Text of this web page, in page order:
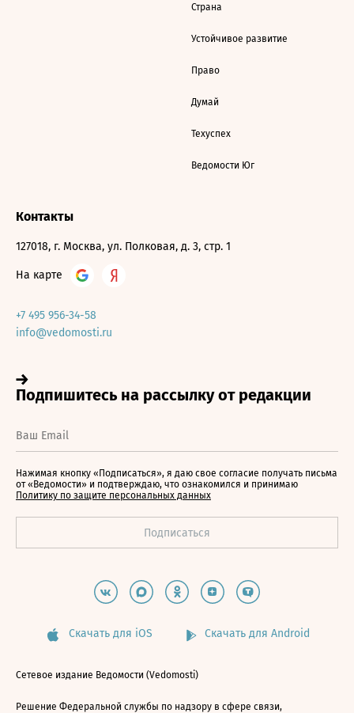
Страна
Устойчивое развитие
Право
Думай
Техуспех
Ведомости Юг
Контакты
127018, г. Москва, ул. Полковая, д. 3, стр. 1
На карте
+7 495 956-34-58
info@vedomosti.ru
Нажимая кнопку «Подписаться», я даю свое согласие получать письма
от «Ведомости» и подтверждаю, что ознакомился и принимаю
Политику по защите персональных данных
Скачать для iOS Скачать для Android
Сетевое издание Ведомости (Vedomosti)
Решение Федеральной службы по надзору в сфере связи,